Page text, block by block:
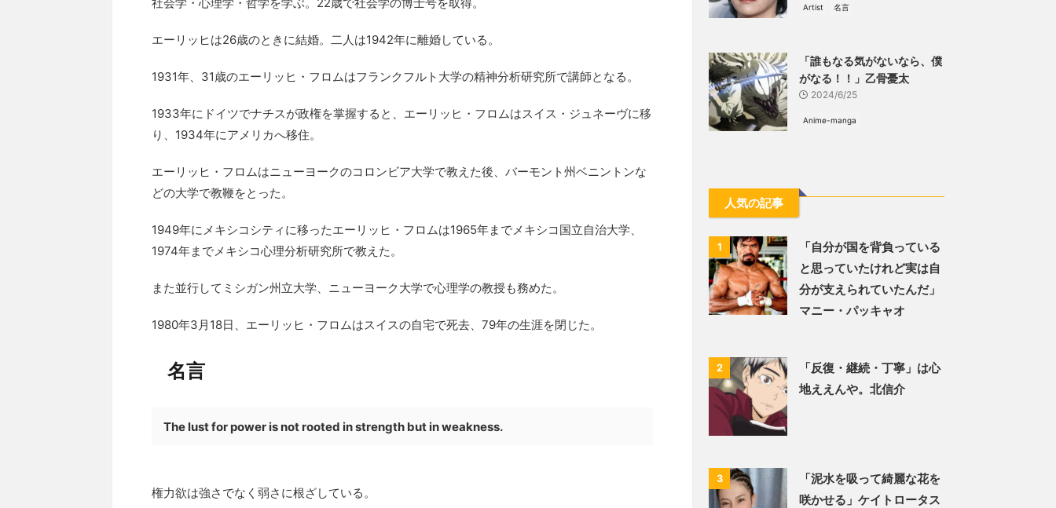
エーリッヒは26歳のときに結婚。二人は1942年に離婚している。
1931年、31歳のエーリッヒ・フロムはフランクフルト大学の精神分析研究所で講師となる。
1933年にドイツでナチスが政権を掌握すると、エーリッヒ・フロムはスイス・ジュネーヴに移
り、1934年にアメリカへ移住。
エーリッヒ・フロムはニューヨークのコロンビア大学で教えた後、バーモント州ベニントンな
どの大学で教鞭をとった。
1949年にメキシコシティに移ったエーリッヒ・フロムは1965年までメキシコ国立自治大学、
1974年までメキシコ心理分析研究所で教えた。
また並行してミシガン州立大学、ニューヨーク大学で心理学の教授も務めた。
1980年3月18日、エーリッヒ・フロムはスイスの自宅で死去、79年の生涯を閉じた。
名言
The lust for power is not rooted in strength but in weakness.
権力欲は強さでなく弱さに根ざしている。
Artist 名言
「誰もなる気がないなら、僕
がなる！！」乙骨憂太
2024/6/25
Anime-manga
人気の記事
1
「自分が国を背負っている
と思っていたけれど実は自
分が支えられていたんだ」
マニー・パッキャオ
2
「反復・継続・丁寧」は心
地ええんや。北信介
3
「泥水を吸って綺麗な花を
咲かせる」ケイトロータス